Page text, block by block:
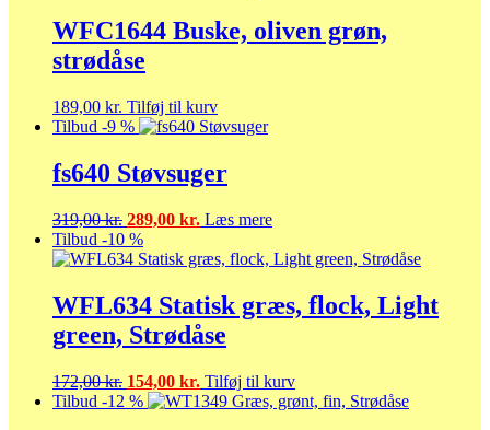
WFC1644 Buske, oliven grøn,
strødåse
189,00 kr. Tilføj til kurv
Tilbud -9 %
fs640 Støvsuger
319,00kr. Den
oprindelige
pris
319,00 kr..
289,00 kr. Den
pris
289,00 kr..
Læs mere
Tilbud -10 %
WFL634 Statisk græs, flock, Light
green, Strødåse
172,00kr. Den
oprindelige
154,00 kr. Den
aktuelle
Tilføj til kurv
Tilbud -12 %